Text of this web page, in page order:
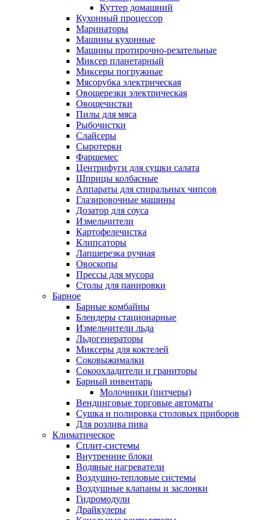
Куттер домашний
Кухонный процессор
Маринаторы
Машины кухонные
Машины протирочно-резательные
Миксер планетарный
Миксеры погружные
Мясорубка электрическая
Овощерезки электрическая
Овощечистки
Пилы для мяса
Рыбочистки
Слайсеры
Сыротерки
Фаршемес
Центрифуги для сушки салата
Шприцы колбасные
Аппараты для спиральных чипсов
Глазировочные машины
Дозатор для соуса
Измельчители
Картофелечистка
Клипсаторы
Лапшерезка ручная
Овоскопы
Прессы для мусора
Столы для панировки
Барное
Барные комбайны
Блендеры стационарные
Измельчители льда
Льдогенераторы
Миксеры для коктелей
Соковыжималки
Сокоохладители и граниторы
Барный инвентарь
Молочники (питчеры)
Вендинговые торговые автоматы
Сушка и полировка столовых приборов
Для розлива пива
Климатическое
Сплит-системы
Внутренние блоки
Водяные нагреватели
Воздушно-тепловые системы
Воздушные клапаны и заслонки
Гидромодули
Драйкулеры